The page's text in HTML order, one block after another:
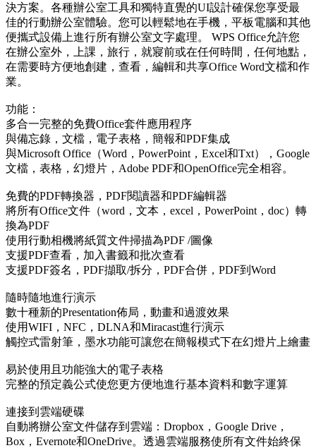
決方案。各種辦公室工具和獨特直覺的UI設計確保您享受最
佳的行動辦公室體驗。您可以輕鬆地在手機，平板電腦和其他
便攜式設備上進行所有辦公室文字處理。 WPS Office允許您
在辦公室外，上課，旅行，就寢前或在任何時間，任何地點，
在需要時方便地創建，查看，編輯和共享Office Word文檔和作
業。
功能：
多合一完整的免費Office套件應用程序
與備忘錄，文檔，電子表格，簡報和PDF集成
與Microsoft Office（Word，PowerPoint，Excel和Txt），Google
文檔，表格，幻燈片，Adobe PDF和OpenOffice完全相容。
免費的PDF轉換器，PDF閱讀器和PDF編輯器
將所有Office文件（word，文本，excel，PowerPoint，doc）轉
換為PDF
使用行動相機將紙質文件掃描為PDF /圖像
支援PDF查看，加入書籤和批次查看
支援PDF簽名，PDF擷取/拆分，PDF合併，PDF到Word
隨時隨地進行演示
數十種新的Presentation佈局，動畫和過渡效果
使用WIFI，NFC，DLNA和Miracast進行演示
觸控式雷射筆，墨水功能可讓您在簡報模式下在幻燈片上繪畫
易於使用且功能強大的電子表格
完整的預定義公式使您更方便地進行基本資料和數字運算
連接到雲端硬碟
自動將辦公室文件儲存到雲端：Dropbox，Google Drive，
Box，Evernote和OneDrive。透過雲端服務使所有文件始終保